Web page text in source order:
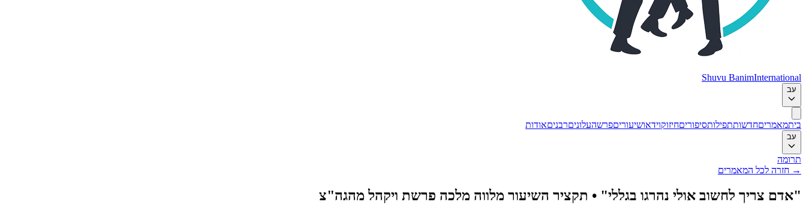
Shuvu BanimInternational
עב
ביתמאמריםחדשותתפילותסיפוריםחיזוקוידאושיעוריםפרשהעלוניםרבניםאודות
עב
תרומה
→ חזרה לכל המאמרים
"אדם צריך לחשוב אולי נהרגו בגללי" • תקציר השיעור מלווה מלכה פרשת ויקהל מהגה"צ